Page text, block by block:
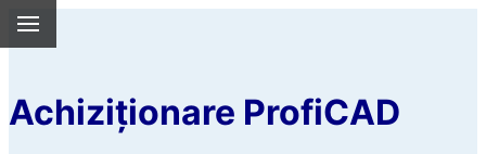
Achiziționare ProfiCAD